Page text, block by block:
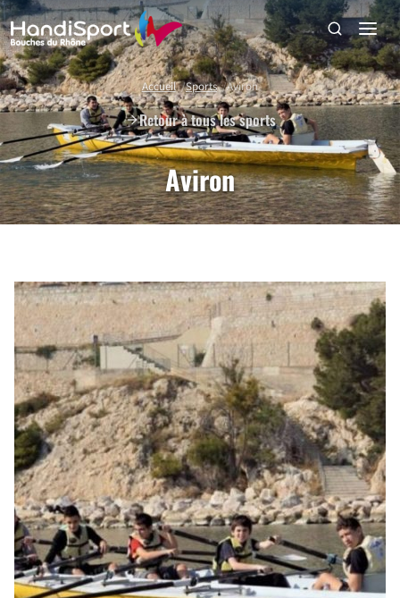
Rechercher sur le site Accueil Sports Aviron
Retour à tous les sports
Aviron